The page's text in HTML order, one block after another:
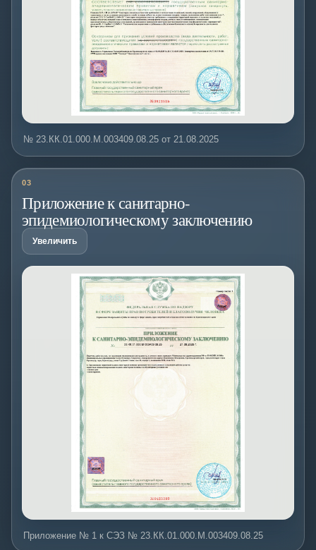
№ 23.КК.01.000.М.003409.08.25 от 21.08.2025
03
Приложение к санитарно-
эпидемиологическому заключению
Увеличить
Приложение № 1 к СЭЗ № 23.КК.01.000.М.003409.08.25